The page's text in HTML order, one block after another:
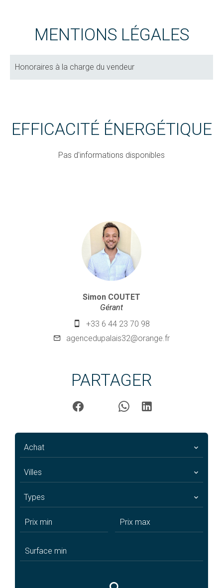
MENTIONS LÉGALES
Honoraires à la charge du vendeur
EFFICACITÉ ÉNERGÉTIQUE
Pas d'informations disponibles
Simon COUTET
Gérant
+33 6 44 23 70 98
agencedupalais32@orange.fr
PARTAGER
Achat
Villes
Types